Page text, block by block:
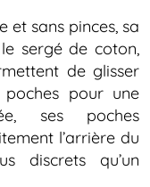
et sans pinces, sa
sergé de coton,
de glisser
pour une
ses poches
l’arrière du
discrets qu’un